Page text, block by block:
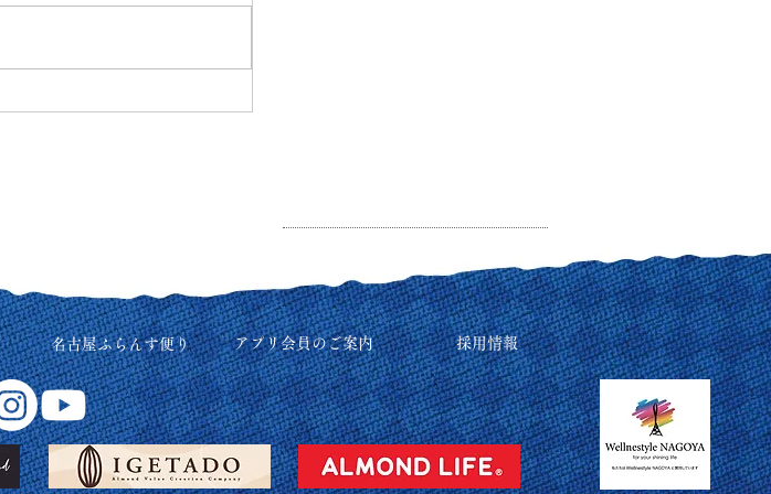
名古屋ふらんす便り アプリ会員のご案内 採用情報